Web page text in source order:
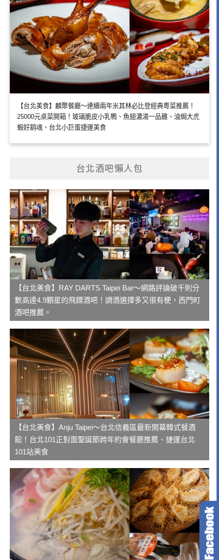
【台北美食】麟聚餐廳～連續兩年米其林必比登經典粵菜推薦！
25000元桌菜開箱！玻璃脆皮小乳鴨、魚翅濃湯一品雞、油焗大虎
蝦好銷魂、台北小巨蛋捷運美食
台北酒吧懶人包
【台北美食】RAY DARTS Taipei Bar～網路評論破千則分
數高達4.9顆星的飛鏢酒吧！調酒選擇多又很有梗，西門町
酒吧推薦。
【台北美食】Anju Taipei～台北信義區最新開幕韓式餐酒
館！台北101正對面聖誕節跨年約會餐廳推薦、捷運台北
101站美食